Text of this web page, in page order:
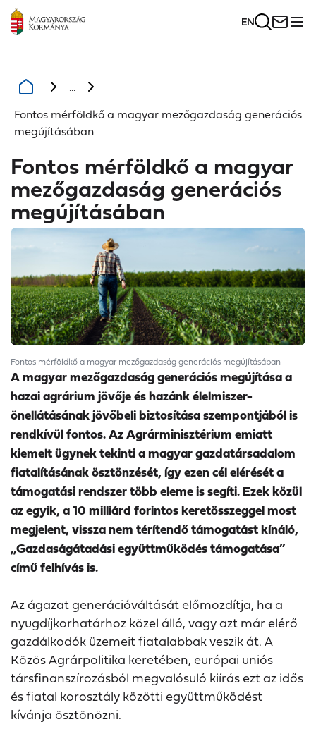
EN
...
Fontos mérföldkő a magyar mezőgazdaság generációs
megújításában
Fontos mérföldkő a magyar
mezőgazdaság generációs
megújításában
Fontos mérföldkő a magyar mezőgazdaság generációs megújításában
A magyar mezőgazdaság generációs megújítása a
hazai agrárium jövője és hazánk élelmiszer-
önellátásának jövőbeli biztosítása szempontjából is
rendkívül fontos. Az Agrárminisztérium emiatt
kiemelt ügynek tekinti a magyar gazdatársadalom
fiatalításának ösztönzését, így ezen cél elérését a
támogatási rendszer több eleme is segíti. Ezek közül
az egyik, a 10 milliárd forintos keretösszeggel most
megjelent, vissza nem térítendő támogatást kínáló,
„Gazdaságátadási együttműködés támogatása”
című felhívás is.
Az ágazat generációváltását előmozdítja, ha a
nyugdíjkorhatárhoz közel álló, vagy azt már elérő
gazdálkodók üzemeit fiatalabbak veszik át. A
Közös Agrárpolitika keretében, európai uniós
társfinanszírozásból megvalósuló kiírás ezt az idős
és fiatal korosztály közötti együttműködést
kívánja ösztönözni.